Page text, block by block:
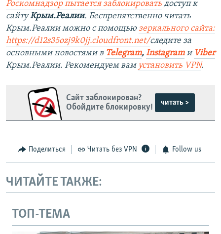
Роскомнадзор пытается заблокировать доступ к
сайтуКрым.Реалии. Беспрепятственно читать
Крым.Реалии можно с помощью зеркального сайта:
https://d12s35ozj9k0jj.cloudfront.net/следите за
основными новостями в Telegram, Instagram и Viber
Крым.Реалии. Рекомендуем вам установить VPN.
Сайт заблокирован?
Обойдите блокировку!
читать >
Поделиться Читать без VPN Follow us
ЧИТАЙТЕ ТАКЖЕ:
ТОП-ТЕМА